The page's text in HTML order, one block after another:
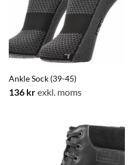
Ankle Sock (39-45)
136 krexkl. moms